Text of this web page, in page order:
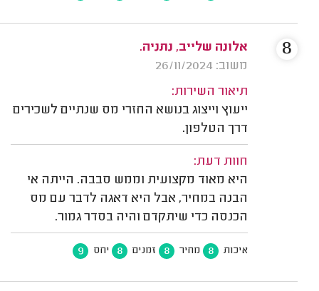
אלונה שלייב, נתניה.
משוב: 26/11/2024
תיאור השירות:
ייעוץ וייצוג בנושא החזרי מס שנתיים לשכירים
דרך הטלפון.
חוות דעת:
היא מאוד מקצועית וממש סבבה. הייתה אי
הבנה במחיר, אבל היא דאגה לדבר עם מס
הכנסה כדי שיתקדם והיה בסדר גמור.
איכות 8 מחיר 8 זמנים 8 יחס 9
8